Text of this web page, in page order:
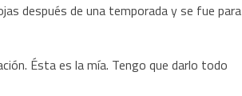
después de una temporada y se fue para
Ésta es la mía. Tengo que darlo todo